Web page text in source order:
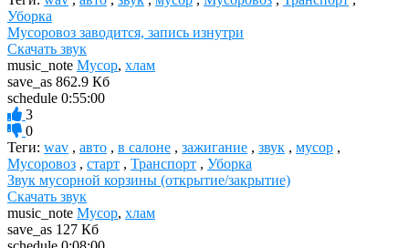
Уборка
Мусоровоз заводится, запись изнутри
Скачать звук
music_note Мусор, хлам
save_as 862.9 Кб
schedule 0:55:00
3
0
Теги: wav , авто , в салоне , зажигание , звук , мусор ,
Мусоровоз , старт , Транспорт , Уборка
Звук мусорной корзины (открытие/закрытие)
Скачать звук
music_note Мусор, хлам
save_as 127 Кб